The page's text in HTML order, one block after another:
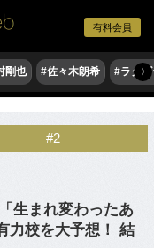
有料会員
剛也 #佐々木朗希 #ラグ〉
#2
生まれ変わったあ
力校を大予想！ 結